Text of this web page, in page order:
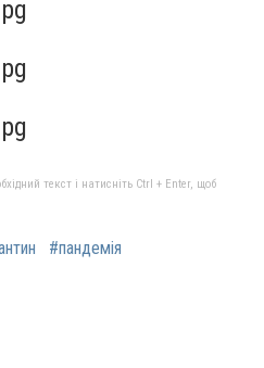
текст і натисніть Ctrl + Enter, щоб
#пандемія